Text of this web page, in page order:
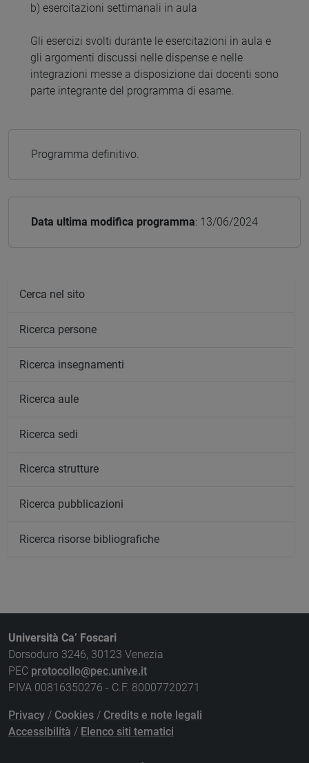
b) esercitazioni settimanali in aula
Gli esercizi svolti durante le esercitazioni in aula e
gli argomenti discussi nelle dispense e nelle
integrazioni messe a disposizione dai docenti sono
parte integrante del programma di esame.
Programma definitivo.
Data ultima modifica programma: 13/06/2024
Cerca nel sito
Ricerca persone
Ricerca insegnamenti
Ricerca aule
Ricerca sedi
Ricerca strutture
Ricerca pubblicazioni
Ricerca risorse bibliografiche
Università Ca’ Foscari
Dorsoduro 3246, 30123 Venezia
PEC protocollo@pec.unive.it
P.IVA 00816350276 - C.F. 80007720271
Privacy / Cookies / Credits e note legali
Accessibilità / Elenco siti tematici